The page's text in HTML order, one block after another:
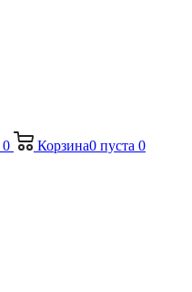
0 Корзина0 пуста 0